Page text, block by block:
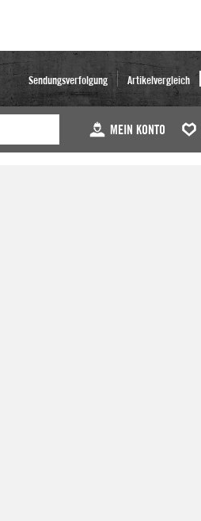
Sendungsverfolgung Artikelvergleich
MEIN KONTO